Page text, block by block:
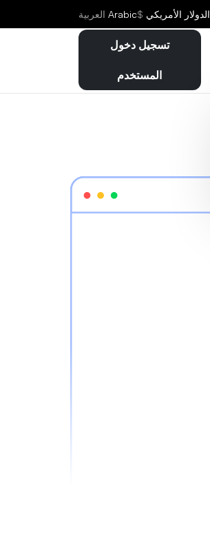
الدولار الأمريكي $
Arabic العربية
تسجيل دخول
المستخدم